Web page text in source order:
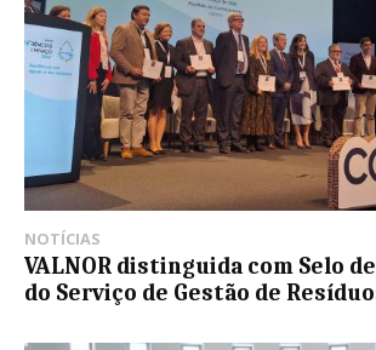
NOTÍCIAS
VALNOR distinguida com Selo
do Serviço de Gestão de